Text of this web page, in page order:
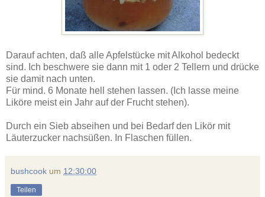
Darauf achten, daß alle Apfelstücke mit Alkohol bedeckt
sind. Ich beschwere sie dann mit 1 oder 2 Tellern und drücke
sie damit nach unten.
Für mind. 6 Monate hell stehen lassen. (Ich lasse meine
Liköre meist ein Jahr auf der Frucht stehen).
Durch ein Sieb abseihen und bei Bedarf den Likör mit
Läuterzucker nachsüßen. In Flaschen füllen.
bushcook um 12:30:00
Teilen